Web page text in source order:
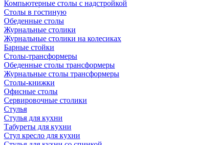
Компьютерные столы с надстройкой
Столы в гостиную
Обеденные столы
Журнальные столики
Журнальные столики на колесиках
Барные стойки
Столы-трансформеры
Обеденные столы трансформеры
Журнальные столы трансформеры
Столы-книжки
Офисные столы
Сервировочные столики
Стулья
Стулья для кухни
Табуреты для кухни
Стул кресло для кухни